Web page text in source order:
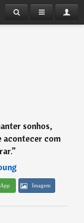
sonhos,
acontecer com
”
Imagem